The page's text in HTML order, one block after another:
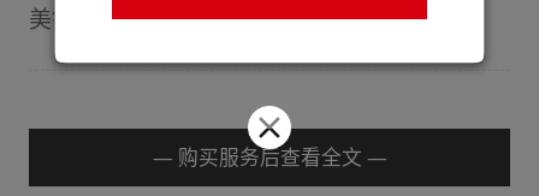
美镁资源供给。
— 购买服务后查看全文 —